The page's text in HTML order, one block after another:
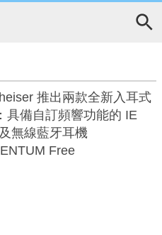
推出兩款全新入耳式
具備自訂頻響功能的 IE
無線藍牙耳機
Free